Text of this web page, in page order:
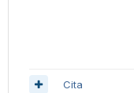
Cita